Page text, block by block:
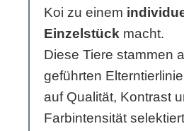
Koi zu einem
Einzelstück macht.
Diese Tiere stammen
geführten
auf Qualität, Kontrast
Farbintensität